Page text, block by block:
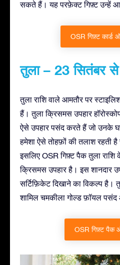
सकते हैं। यह परफ़ेक्ट गिफ़्ट उन्हें
OSR गिफ़्ट कार्ड
तुला – 23 सितंबर
तुला राशि वाले आमतौर पर
हैं। तुला क्रिसमस उपहार
ऐसे उपहार पसंद करते हैं जो उनके
हमेशा ऐसे तोहफ़ों की तलाश रहती
इसलिए OSR गिफ़्ट पैक तुला
क्रिसमस उपहार है। इस शानदार
सर्टिफ़िकेट दिखाने का विकल्प है।
शामिल चमकीला गोल्ड फ़ॉयल पसंद
OSR गिफ़्ट पैक